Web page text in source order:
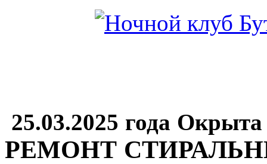
25.03.2025 года
РЕМОНТ